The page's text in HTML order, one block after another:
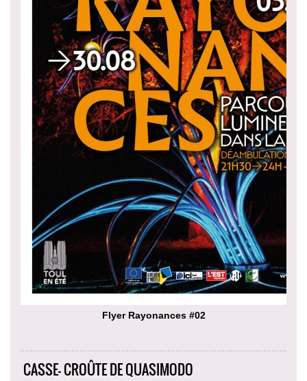
Flyer Rayonances #02
CASSE- CROÛTE DE QUASIMODO